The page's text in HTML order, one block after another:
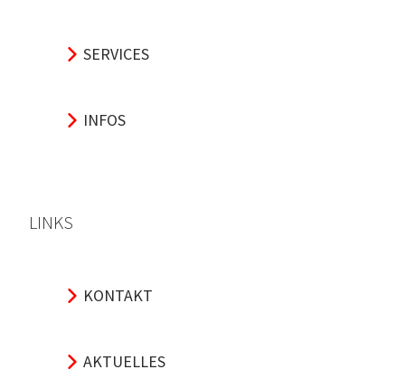
SERVICES
INFOS
LINKS
KONTAKT
AKTUELLES